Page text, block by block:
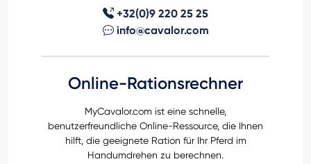
+32(0)9 220 25 25
info@cavalor.com
Online-Rationsrechner
MyCavalor.com ist eine schnelle,
benutzerfreundliche Online-Ressource, die Ihnen
hilft, die geeignete Ration für Ihr Pferd im
Handumdrehen zu berechnen.